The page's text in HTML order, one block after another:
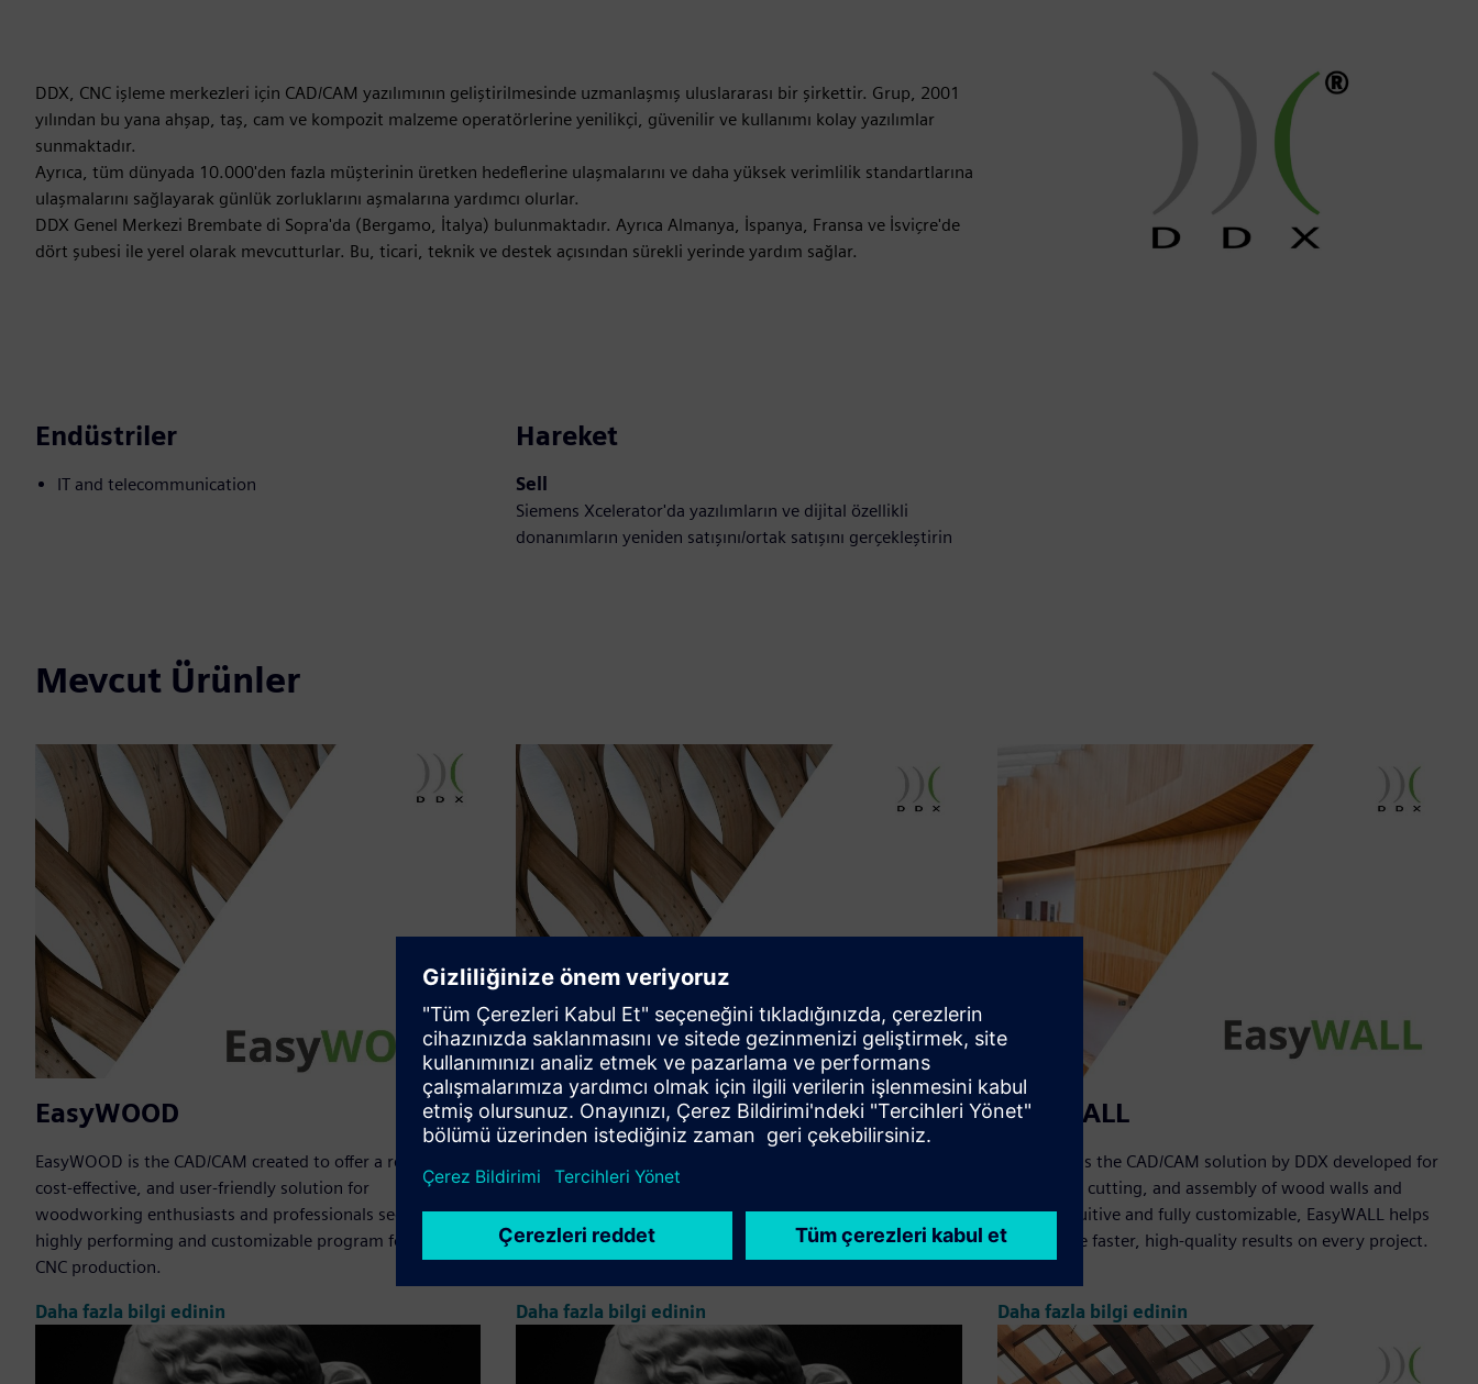
DDX, CNC işleme merkezleri için CAD/CAM yazılımının geliştirilmesinde uzmanlaşmış uluslararası bir şirkettir. Grup, 2001
yılından bu yana ahşap, taş, cam ve kompozit malzeme operatörlerine yenilikçi, güvenilir ve kullanımı kolay yazılımlar
sunmaktadır.
Ayrıca, tüm dünyada 10.000'den fazla müşterinin üretken hedeflerine ulaşmalarını ve daha yüksek verimlilik standartlarına
ulaşmalarını sağlayarak günlük zorluklarını aşmalarına yardımcı olurlar.
DDX Genel Merkezi Brembate di Sopra'da (Bergamo, İtalya) bulunmaktadır. Ayrıca Almanya, İspanya, Fransa ve İsviçre'de
dört şubesi ile yerel olarak mevcutturlar. Bu, ticari, teknik ve destek açısından sürekli yerinde yardım sağlar.
Endüstriler
IT and telecommunication
Hareket
Sell
Siemens Xcelerator'da yazılımların ve dijital özellikli
donanımların yeniden satışını/ortak satışını gerçekleştirin
Mevcut Ürünler
EasyWOOD
EasyWOOD is the CAD/CAM created to offer a reliable,
cost-effective, and user-friendly solution for
woodworking enthusiasts and professionals seeking a
highly performing and customizable program for their
CNC production.
Daha fazla bilgi edinin
EasyWOOD NC
workflow? EasyWOOD NC is our touch-based CAD/CAM
software for woodworking CNC. Improve the efficiency of
your facility and the precision of every operation.
Daha fazla bilgi edinin
EasyWALL
EasyWALL is the CAD/CAM solution by DDX developed for
the design, cutting, and assembly of wood walls and
panels. Intuitive and fully customizable, EasyWALL helps
you achieve faster, high-quality results on every project.
Daha fazla bilgi edinin